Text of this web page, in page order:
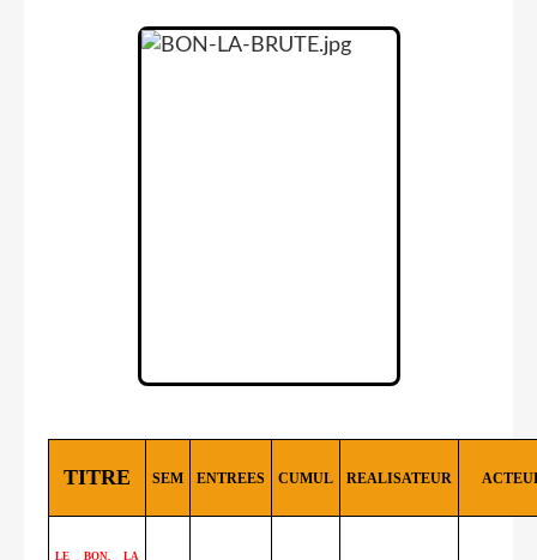
TITRE SEM ENTREES CUMUL REALISATEUR
LE BON, LA